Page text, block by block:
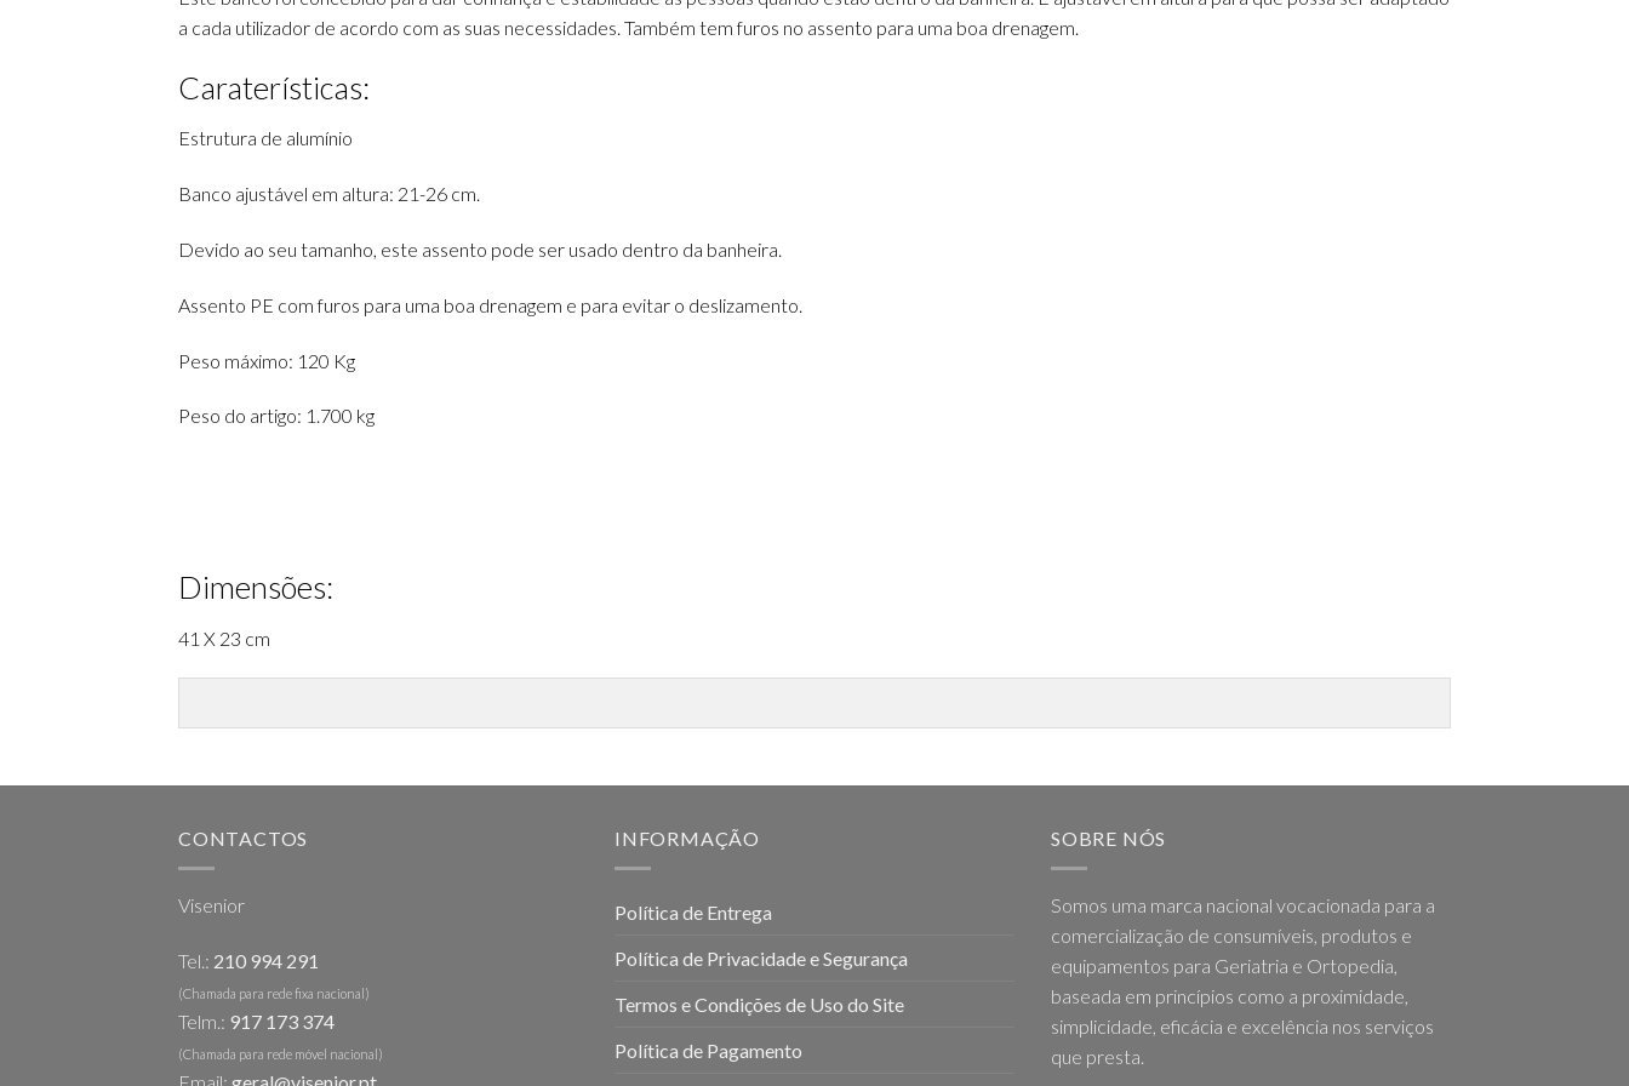
a cada utilizador de acordo com as suas necessidades. Também tem furos no assento para uma boa drenagem.
Caraterísticas:
Estrutura de alumínio
Banco ajustável em altura: 21-26 cm.
Devido ao seu tamanho, este assento pode ser usado dentro da banheira.
Assento PE com furos para uma boa drenagem e para evitar o deslizamento.
Peso máximo: 120 Kg
Peso do artigo: 1.700 kg
Dimensões:
41 X 23 cm
CONTACTOS
Visenior
Tel.: 210 994 291
(Chamada para rede fixa nacional)
Telm.: 917 173 374
(Chamada para rede móvel nacional)
Email: geral@visenior.pt
INFORMAÇÃO
Política de Entrega
Política de Privacidade e Segurança
Termos e Condições de Uso do Site
Política de Pagamento
SOBRE NÓS
Somos uma marca nacional vocacionada para a
comercialização de consumíveis, produtos e
equipamentos para Geriatria e Ortopedia,
baseada em princípios como a proximidade,
simplicidade, eficácia e excelência nos serviços
que presta.